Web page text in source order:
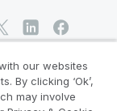
our websites
By clicking ‘Ok’,
may involve